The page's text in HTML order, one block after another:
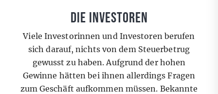
DIE INVESTOREN
Viele Investorinnen und Investoren berufen
sich darauf, nichts von dem Steuerbetrug
gewusst zu haben. Aufgrund der hohen
Gewinne hätten bei ihnen allerdings Fragen
zum Geschäft aufkommen müssen. Bekannte